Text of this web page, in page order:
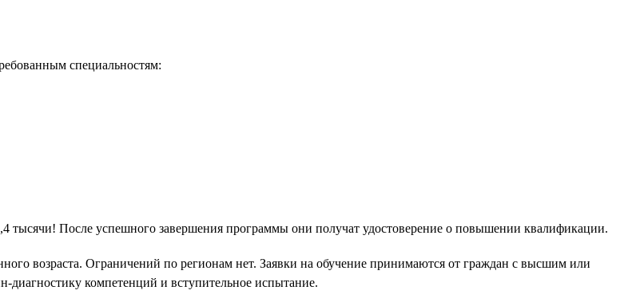
специальностям:
тысячи! После успешного завершения программы они получат удостоверение о повышении квалификации.
возраста. Ограничений по регионам нет. Заявки на обучение принимаются от граждан с высшим или
диагностику компетенций и вступительное испытание.